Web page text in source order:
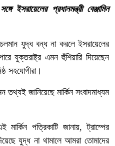
ইসরায়েলের প্রধানমন্ত্রী বেঞ্জামিন
যুদ্ধ বন্ধ না করলে ইসরায়েলের
যুক্তরাষ্ট্র এমন হুঁশিয়ারি দিয়েছেন
সহযোগীরা।
জানিয়েছে মার্কিন সংবাদমাধ্যম
পত্রিকাটি জানায়, ট্রাম্পের
যুদ্ধ না থামালে আমরা তোমাদের